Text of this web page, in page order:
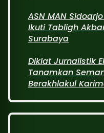
ASN MAN
Ikuti Tabligh
Surabaya
Diklat Jurnalistik
Tanamkan
Berakhlakul